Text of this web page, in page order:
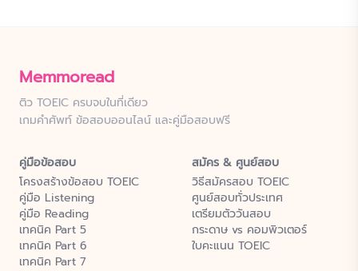
Memmoread
ติว TOEIC ครบจบในที่เดียว
เกมคำศัพท์ ข้อสอบออนไลน์ และคู่มือสอบฟรี
คู่มือข้อสอบ
โครงสร้างข้อสอบ TOEIC
คู่มือ Listening
คู่มือ Reading
เทคนิค Part 5
เทคนิค Part 6
เทคนิค Part 7
สมัคร & ศูนย์สอบ
วิธีสมัครสอบ TOEIC
ศูนย์สอบทั่วประเทศ
เตรียมตัววันสอบ
กระดาษ vs คอมพิวเตอร์
ใบคะแนน TOEIC